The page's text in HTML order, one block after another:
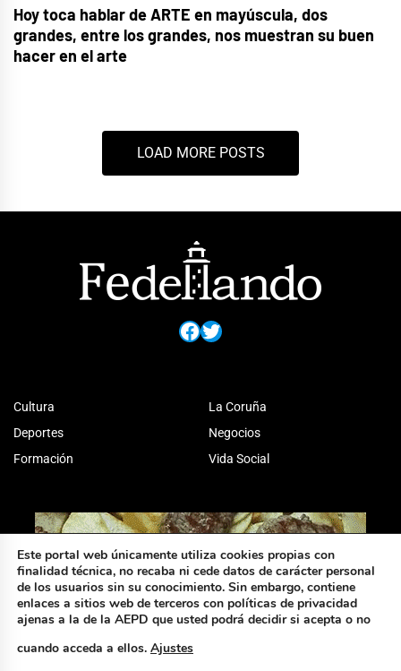
Hoy toca hablar de ARTE en mayúscula, dos
grandes, entre los grandes, nos muestran su buen
hacer en el arte
LOAD MORE POSTS
Facebook
Twitter
Cultura
Deportes
Formación
La Coruña
Negocios
Vida Social
Este portal web únicamente utiliza cookies propias con
finalidad técnica, no recaba ni cede datos de carácter personal
de los usuarios sin su conocimiento. Sin embargo, contiene
enlaces a sitios web de terceros con políticas de privacidad
ajenas a la de la AEPD que usted podrá decidir si acepta o no
cuando acceda a ellos. Ajustes